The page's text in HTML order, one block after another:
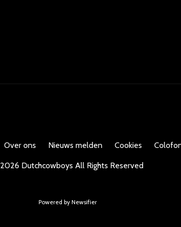
Over ons Nieuws melden Cookies
2026 Dutchcowboys All Rights Reserved
Powered by Newsifier